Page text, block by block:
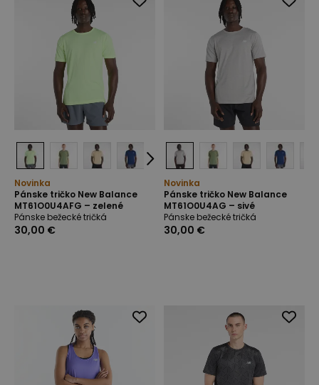
Novinka
Pánske tričko New Balance
MT61O0U4AFG – zelené
Pánske bežecké tričká
30,00 €
Novinka
Pánske tričko New Balance
MT61O0U4AG – sivé
Pánske bežecké tričká
30,00 €